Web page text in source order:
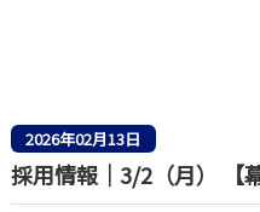
2026年02月13日
採用情報｜3/2（月）